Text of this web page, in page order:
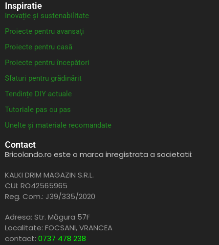
Inspiratie
Inovație și sustenabilitate
Proiecte pentru avansați
Proiecte pentru casă
Proiecte pentru începători
Sfaturi pentru grădinărit
Tendințe DIY actuale
Tutoriale pas cu pas
Unelte și materiale recomandate
Contact
Bricolando.ro este o marca inregistrata a societatii:
KALKI DRIM MAGAZIN S.R.L.
CUI: RO42565965
Reg. Com.: J39/335/2020
Adresa: Str. Măgura 57F
Localitate: FOCSANI,VRANCEA
contact: 0737 478 238